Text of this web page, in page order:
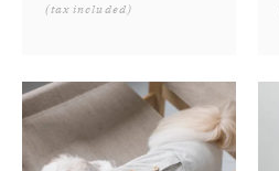
(tax included)